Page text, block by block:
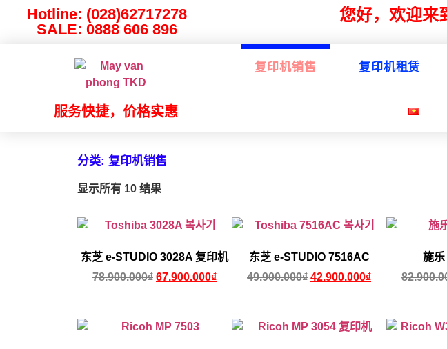
Hotline: (028)62717278
SALE: 0888 606 896
您好，欢迎来
服务快捷，价格实惠
复印机销售 复印机租赁
分类: 复印机销售
显示所有 10 结果
东芝 e-STUDIO 3028A 复印机
78.900.000₫ 67.900.000₫
东芝 e-STUDIO 7516AC
49.900.000₫ 42.900.000₫
施